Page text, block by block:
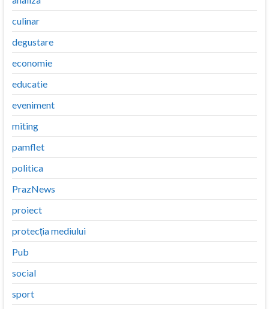
culinar
degustare
economie
educatie
eveniment
miting
pamflet
politica
PrazNews
proiect
protecția mediului
Pub
social
sport